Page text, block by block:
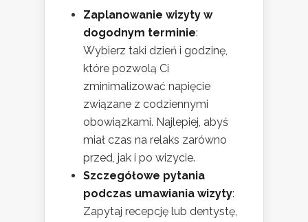
Zaplanowanie wizyty w
dogodnym terminie:
Wybierz taki dzień i godzinę,
które pozwolą Ci
zminimalizować napięcie
związane z codziennymi
obowiązkami. Najlepiej, abyś
miał czas na relaks zarówno
przed, jak i po wizycie.
Szczegółowe pytania
podczas umawiania wizyty:
Zapytaj recepcję lub dentystę,